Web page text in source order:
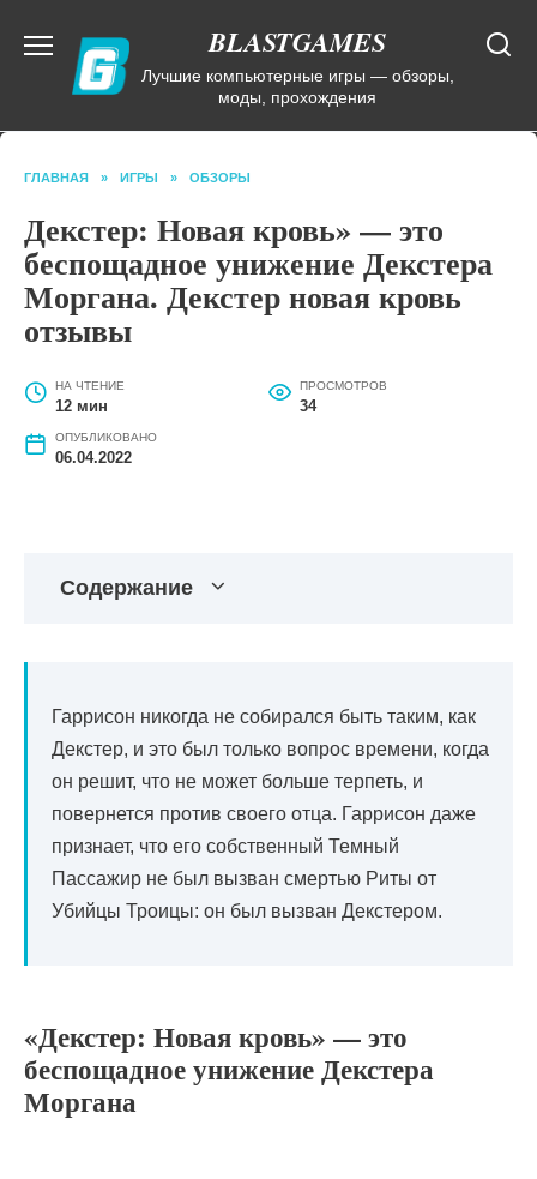
содержанию
BLASTGAMES
Лучшие компьютерные игры — обзоры,
моды, прохождения
ГЛАВНАЯ » ИГРЫ » ОБЗОРЫ
Декстер: Новая кровь» — это
беспощадное унижение Декстера
Моргана. Декстер новая кровь
отзывы
НА ЧТЕНИЕ
12 мин
ПРОСМОТРОВ
34
ОПУБЛИКОВАНО
06.04.2022
Содержание
Гаррисон никогда не собирался быть таким, как
Декстер, и это был только вопрос времени, когда
он решит, что не может больше терпеть, и
повернется против своего отца. Гаррисон даже
признает, что его собственный Темный
Пассажир не был вызван смертью Риты от
Убийцы Троицы: он был вызван Декстером.
«Декстер: Новая кровь» — это
беспощадное унижение Декстера
Моргана